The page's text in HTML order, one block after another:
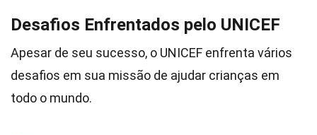
Desafios Enfrentados pelo UNICEF
Apesar de seu sucesso, o UNICEF enfrenta vários
desafios em sua missão de ajudar crianças em
todo o mundo.